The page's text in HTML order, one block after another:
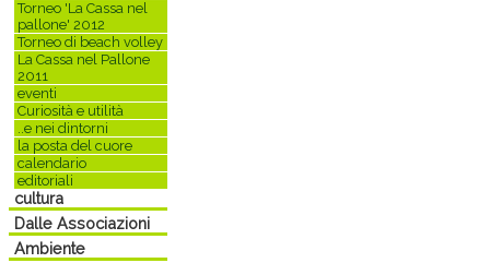
Torneo 'La Cassa nel
pallone' 2012
Torneo di beach volley
La Cassa nel Pallone
2011
eventi
Curiosità e utilità
..e nei dintorni
la posta del cuore
calendario
editoriali
cultura
Dalle Associazioni
Ambiente